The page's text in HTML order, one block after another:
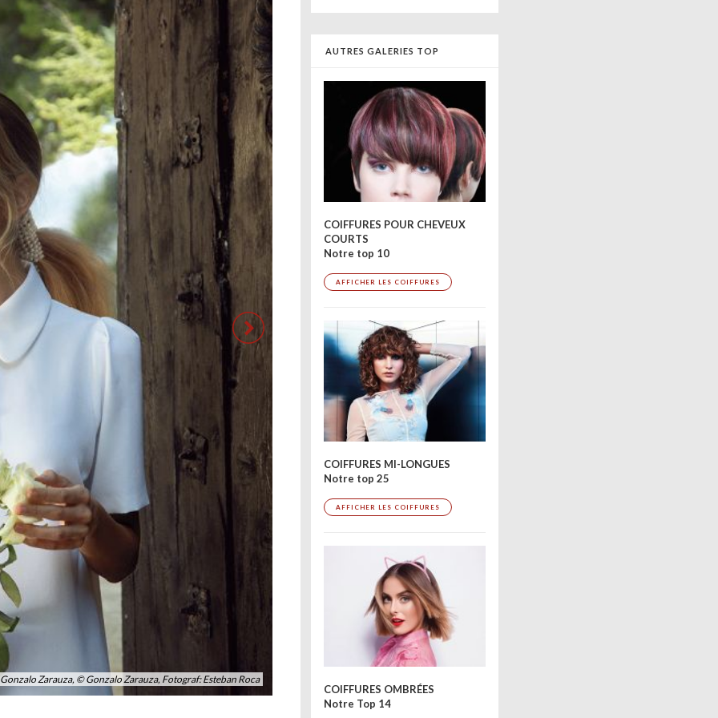
Zarauza, © Gonzalo Zarauza, Fotograf: Esteban Roca
AUTRES GALERIES TOP
COIFFURES POUR CHEVEUX
COURTS
Notre top 10
AFFICHER LES COIFFURES
COIFFURES MI-LONGUES
Notre top 25
AFFICHER LES COIFFURES
COIFFURES OMBRÉES
Notre Top 14